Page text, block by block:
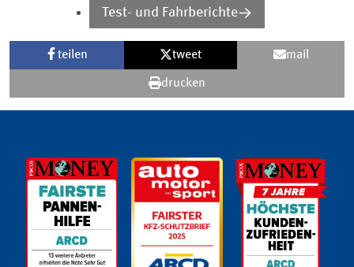
Test- und Fahrberichte
teilen tweet mail
drucken